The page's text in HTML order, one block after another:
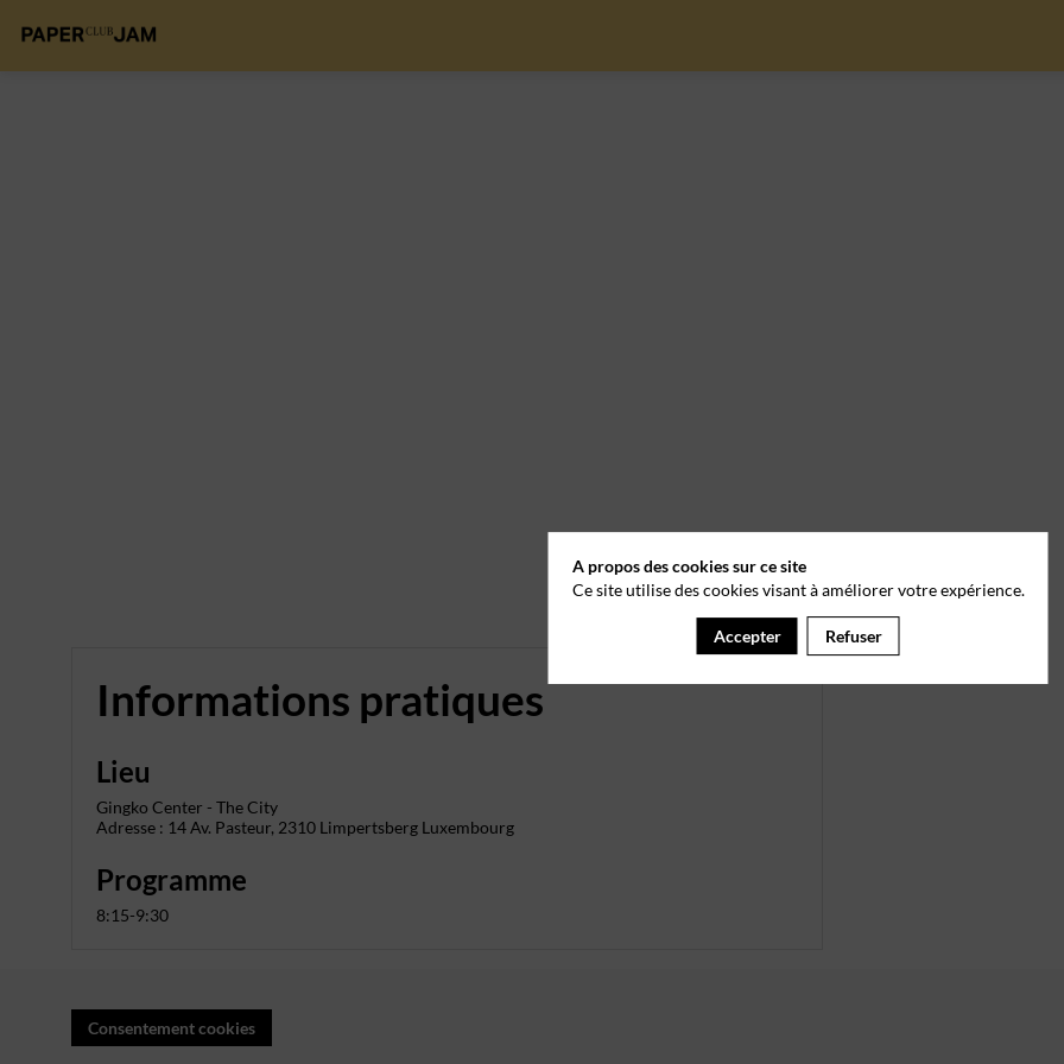
Informations pratiques
Lieu
Gingko Center - The City
Programme
8:15-9:30
Consentement cookies
A propos des cookies sur ce site
Ce site utilise des cookies visant à améliorer votre expérience.
Accepter Refuser